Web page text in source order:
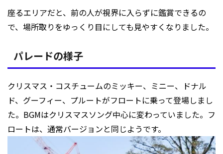
座るエリアだと、前の人が視界に入らずに鑑賞できるの
で、場所取りをゆっくり目にしても見やすくなりました。
パレードの様子
クリスマス・コスチュームのミッキー、ミニー、ドナル
ド、グーフィー、プルートがフロートに乗って登場しまし
た。BGMはクリスマスソング中心に変わっていました。フ
ロートは、通常バージョンと同じようです。